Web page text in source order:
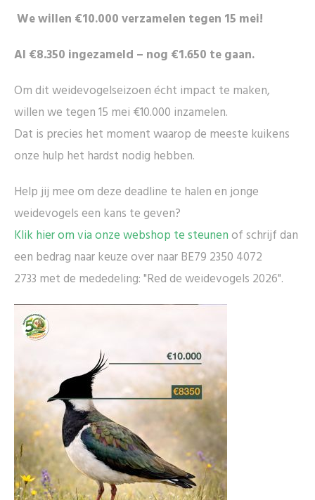
We willen €10.000 verzamelen tegen 15 mei!
Al €8.350 ingezameld – nog €1.650 te gaan.
Om dit weidevogelseizoen écht impact te maken,
willen we tegen 15 mei €10.000 inzamelen.
Dat is precies het moment waarop de meeste kuikens
onze hulp het hardst nodig hebben.
Help jij mee om deze deadline te halen en jonge
weidevogels een kans te geven?
Klik hier om via onze webshop te steunenof schrijf dan
een bedrag naar keuze over naar BE79 2350 4072
2733 met de mededeling: "Red de weidevogels 2026".